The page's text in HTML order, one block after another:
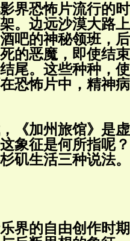
界恐怖片流行的
。边远沙漠大路
吧的神秘领班，
的恶魔，即使结
尾。这些种种，
恐怖片中，精神
《加州旅馆》是
象征是何所指呢
矶生活三种说法。
界的自由创作时